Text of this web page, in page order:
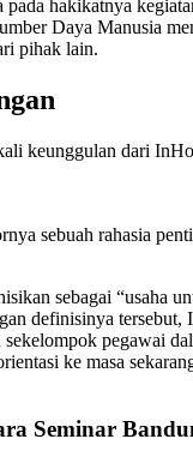
hakikatnya
Daya Manusia
pihak lain.
keunggulan dari
sebuah rahasia
sebagai “usaha
definisinya
pegawai
ke masa
Seminar